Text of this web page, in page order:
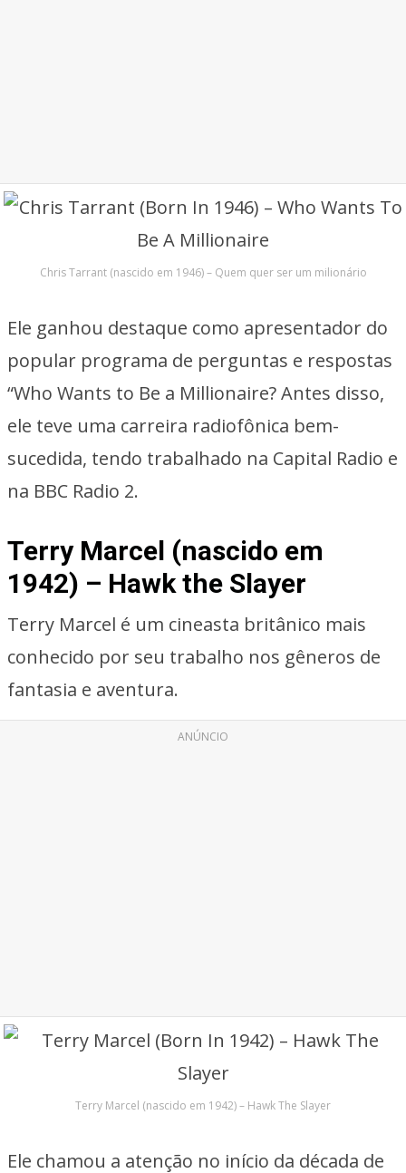
Chris Tarrant (nascido em 1946) – Quem quer ser um milionário
Ele ganhou destaque como apresentador do
popular programa de perguntas e respostas
“Who Wants to Be a Millionaire? Antes disso,
ele teve uma carreira radiofônica bem-
sucedida, tendo trabalhado na Capital Radio e
na BBC Radio 2.
Terry Marcel (nascido em
1942) – Hawk the Slayer
Terry Marcel é um cineasta britânico mais
conhecido por seu trabalho nos gêneros de
fantasia e aventura.
ANÚNCIO
Terry Marcel (nascido em 1942) – Hawk The Slayer
Ele chamou a atenção no início da década de